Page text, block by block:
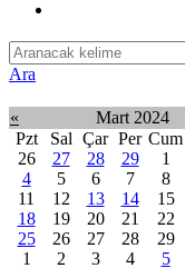
Ara
« Mart 2024
Pzt
Sal Çar Per Cum
26
27 28 29 1
4
5 6 7 8
11
12 13 14 15
18
19 20 21 22
25
26 27 28 29
1
2 3 4 5